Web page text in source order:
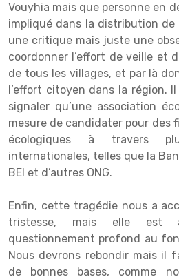
Vouyhia mais que personne en
impliqué dans la distribution de
une critique mais juste une
coordonner l’effort de veille et
de tous les villages, et par là
l’effort citoyen dans la région.
signaler qu’une association
mesure de candidater pour des
écologiques à travers
internationales, telles que la
BEI et d’autres ONG.
Enfin, cette tragédie nous a
tristesse, mais elle est
questionnement profond au
Nous devrons rebondir mais il
de bonnes bases, comme